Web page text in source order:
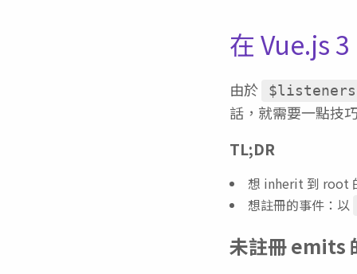
在 Vue.js
由於 $listeners
話，就需要一點技
TL;DR
想 inherit 到 root
想註冊的事件：以
未註冊 emits